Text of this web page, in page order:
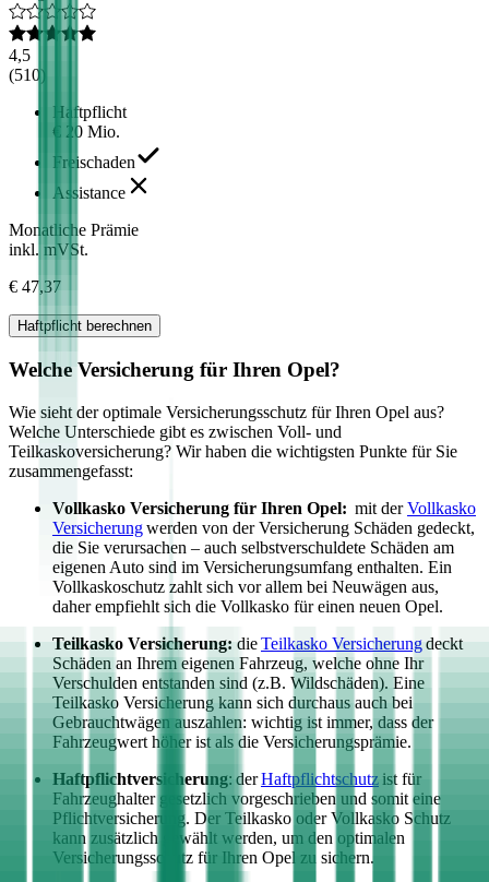
4,5
(510)
Haftpflicht
€ 20 Mio.
Freischaden
Assistance
Monatliche Prämie
inkl. mVSt.
€ 47,37
Haftpflicht berechnen
Welche Versicherung für Ihren Opel?
Wie sieht der optimale Versicherungsschutz für Ihren Opel aus?
Welche Unterschiede gibt es zwischen Voll- und
Teilkaskoversicherung? Wir haben die wichtigsten Punkte für Sie
zusammengefasst:
Vollkasko Versicherung für Ihren Opel: mit derVollkasko
Versicherungwerden von der Versicherung Schäden gedeckt,
die Sie verursachen – auch selbstverschuldete Schäden am
eigenen Auto sind im Versicherungsumfang enthalten. Ein
Vollkaskoschutz zahlt sich vor allem bei Neuwägen aus,
daher empfiehlt sich die Vollkasko für einen neuen Opel.
Teilkasko Versicherung: dieTeilkasko Versicherungdeckt
Schäden an Ihrem eigenen Fahrzeug, welche ohne Ihr
Verschulden entstanden sind (z.B. Wildschäden). Eine
Teilkasko Versicherung kann sich durchaus auch bei
Gebrauchtwägen auszahlen: wichtig ist immer, dass der
Fahrzeugwert höher ist als die Versicherungsprämie.
Haftpflichtversicherung: derHaftpflichtschutz ist für
Fahrzeughalter gesetzlich vorgeschrieben und somit eine
Pflichtversicherung. Der Teilkasko oder Vollkasko Schutz
kann zusätzlich gewählt werden, um den optimalen
Versicherungsschutz für Ihren Opel zu sichern.